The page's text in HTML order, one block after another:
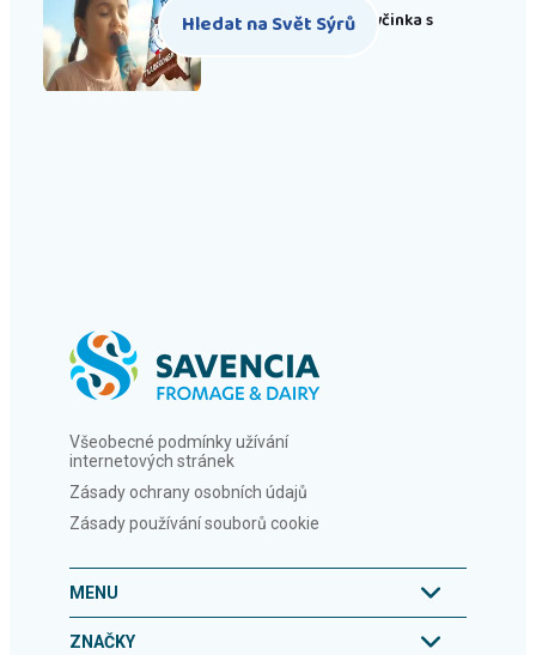
Novinka: Pribináček Tyčinka s
Hledat na Svět Sýrů
Všeobecné podmínky užívání
internetových stránek
Zásady ochrany osobních údajů
Zásady používání souborů cookie
MENU
ZNAČKY